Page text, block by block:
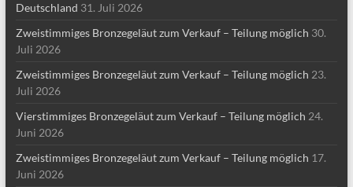
Deutschland 31. Juli 2026
Zweistimmiges Bronzegeläut zum Verkauf – Teilung möglich 30.
Juli 2026
Zweistimmiges Bronzegeläut zum Verkauf – Teilung möglich 23.
Juli 2026
Vierstimmiges Bronzegeläut zum Verkauf – Teilung möglich 24.
Juni 2026
Zweistimmiges Bronzegeläut zum Verkauf – Teilung möglich 17.
Juni 2026